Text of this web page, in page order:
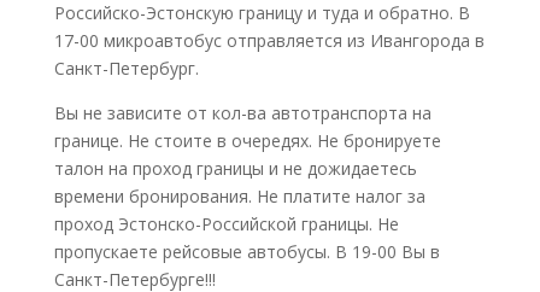
Российско-Эстонскую границу и туда и обратно. В
17-00 микроавтобус отправляется из Ивангорода в
Санкт-Петербург.
Вы не зависите от кол-ва автотранспорта на
границе. Не стоите в очередях. Не бронируете
талон на проход границы и не дожидаетесь
времени бронирования. Не платите налог за
проход Эстонско-Российской границы. Не
пропускаете рейсовые автобусы. В 19-00 Вы в
Санкт-Петербурге!!!